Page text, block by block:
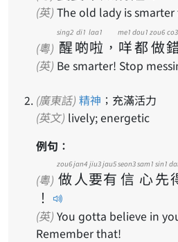
(英) The old lady is
(粵) 醒
sing2
啲
di1
啦
laa1
， 咩
me1
都
dou1
做
zou6 co3
(英) Be smarter! Stop
(廣東話) 精神 ；充滿活力
(英文) lively; energetic
例句：
(粵) 做
zou6
人
jan4
要
jiu3
有
jau5
信
seon3
心
sam1
先
sin1
！
(英) You gotta believe in
Remember that!